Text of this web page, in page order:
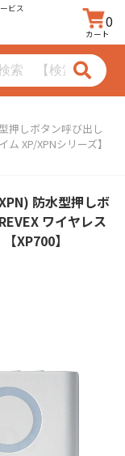
ビス
0
カート
押しボタン呼び出し
XP/XPNシリーズ】
防水型押しボ
ワイヤレス
XP700】